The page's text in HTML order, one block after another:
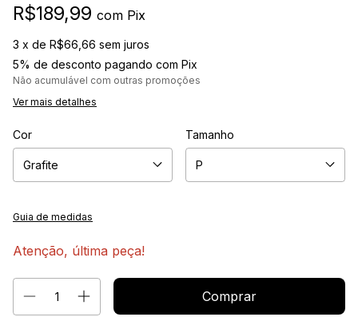
R$189,99 com Pix
3 x de R$66,66 sem juros
5% de desconto pagando com Pix
Não acumulável com outras promoções
Ver mais detalhes
Cor Tamanho
Guia de medidas
Atenção, última peça!